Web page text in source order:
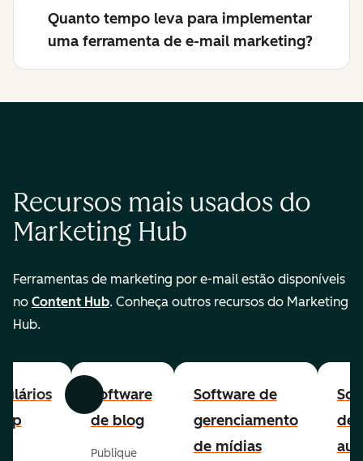
Quanto tempo leva para implementar
uma ferramenta de e-mail marketing?
Recursos mais usados do
Marketing Hub
Ferramentas de marketing por e-mail estão disponíveis
no Content Hub. Conheça outros recursos do Marketing
Hub.
Anterior Avançar
Software
de blog
Publique
Software de
gerenciamento
de mídias
de